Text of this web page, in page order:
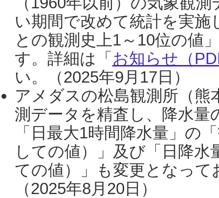
い期間で改めて統計を実
との観測史上1～10位の値
す。詳細は「 お知らせ（
い。（2025年9月17日）
アメダスの松島観測所（熊
測データを精査し、降水
「日最大1時間降水量」の
しての値）」及び「日降
ての値）」も変更となっ
（2025年8月20日）